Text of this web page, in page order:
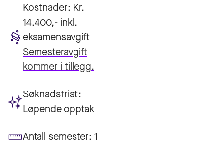
Kostnader: Kr.
14.400,- inkl.
eksamensavgift
Semesteravgift
kommer i tillegg.
Søknadsfrist:
Løpende opptak
Antall semester: 1